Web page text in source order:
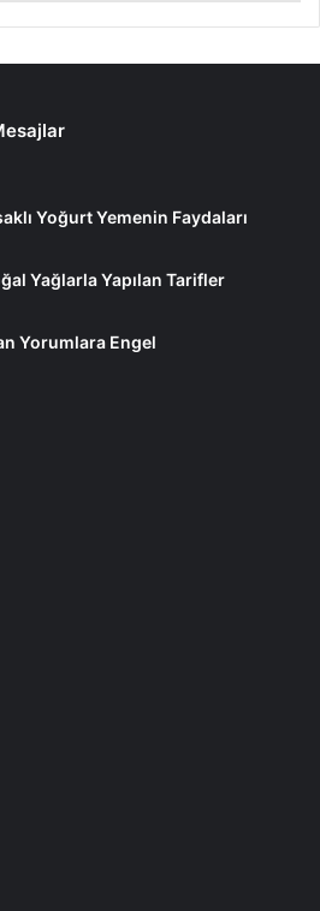
Yoğurt Yemenin Faydaları
Yağlarla Yapılan Tarifler
Yorumlara Engel